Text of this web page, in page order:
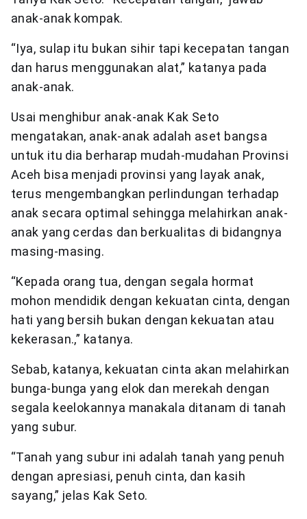
anak-anak kompak.
“Iya, sulap itu bukan sihir tapi kecepatan tangan
dan harus menggunakan alat,” katanya pada
anak-anak.
Usai menghibur anak-anak Kak Seto
mengatakan, anak-anak adalah aset bangsa
untuk itu dia berharap mudah-mudahan Provinsi
Aceh bisa menjadi provinsi yang layak anak,
terus mengembangkan perlindungan terhadap
anak secara optimal sehingga melahirkan anak-
anak yang cerdas dan berkualitas di bidangnya
masing-masing.
“Kepada orang tua, dengan segala hormat
mohon mendidik dengan kekuatan cinta, dengan
hati yang bersih bukan dengan kekuatan atau
kekerasan.,” katanya.
Sebab, katanya, kekuatan cinta akan melahirkan
bunga-bunga yang elok dan merekah dengan
segala keelokannya manakala ditanam di tanah
yang subur.
“Tanah yang subur ini adalah tanah yang penuh
dengan apresiasi, penuh cinta, dan kasih
sayang,” jelas Kak Seto.